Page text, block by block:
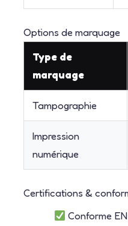
Options de marquage
Type de
marquage
Tampographie
Impression
numérique
Certifications &
Conforme